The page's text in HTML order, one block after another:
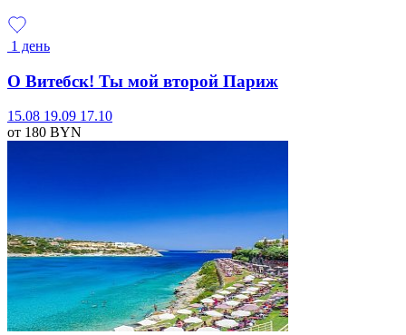
1 день
О Витебск! Ты мой второй Париж
15.08 19.09 17.10
от 180 BYN